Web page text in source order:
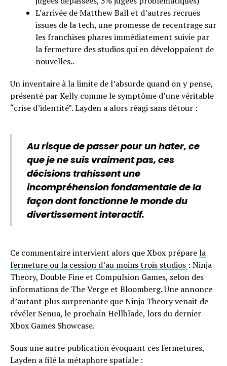
L’arrivée de Matthew Ball et d’autres recrues
issues de la tech, une promesse de recentrage sur
les franchises phares immédiatement suivie par
la fermeture des studios qui en développaient de
nouvelles..
Un inventaire à la limite de l’absurde quand on y pense,
présenté par Kelly comme le symptôme d’une véritable
“crise d’identité”. Layden a alors réagi sans détour :
Au risque de passer pour un hater, ce
que je ne suis vraiment pas, ces
décisions trahissent une
incompréhension fondamentale de la
façon dont fonctionne le monde du
divertissement interactif.
Ce commentaire intervient alors que Xbox préparela
fermeture ou la cession d’au moins trois studios : Ninja
Theory, Double Fine et Compulsion Games, selon des
informations de The Verge et Bloomberg. Une annonce
d’autant plus surprenante que Ninja Theory venait de
révéler Senua, le prochain Hellblade, lors du dernier
Xbox Games Showcase.
Sous une autre publication évoquant ces fermetures,
Layden a filé la métaphore spatiale :